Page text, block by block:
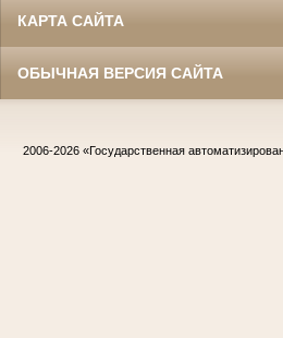
КАРТА САЙТА
ОБЫЧНАЯ ВЕРСИЯ САЙТА
2006-2026 «Государственная